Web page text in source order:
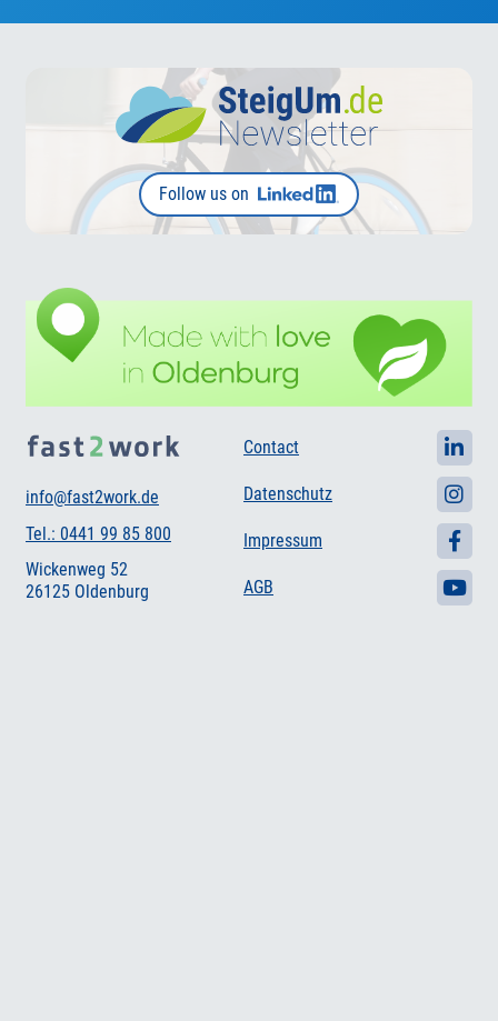
Follow us on
info@fast2work.de
Tel.: 0441 99 85 800
Wickenweg 52
26125 Oldenburg
Contact
Datenschutz
Impressum
AGB